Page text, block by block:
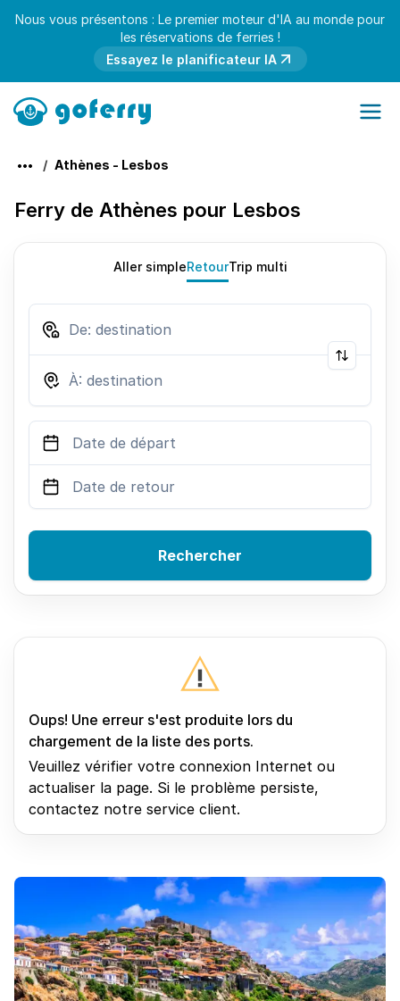
Nous vous présentons : Le premier moteur d'IA au monde pour
les réservations de ferries !
Essayez le planificateur IA
Athènes - Lesbos
Ferry de Athènes pour Lesbos
Aller simpleRetourTrip multi
Rechercher
Oups! Une erreur s'est produite lors du
chargement de la liste des ports.
Veuillez vérifier votre connexion Internet ou
actualiser la page. Si le problème persiste,
contactez notre service client.